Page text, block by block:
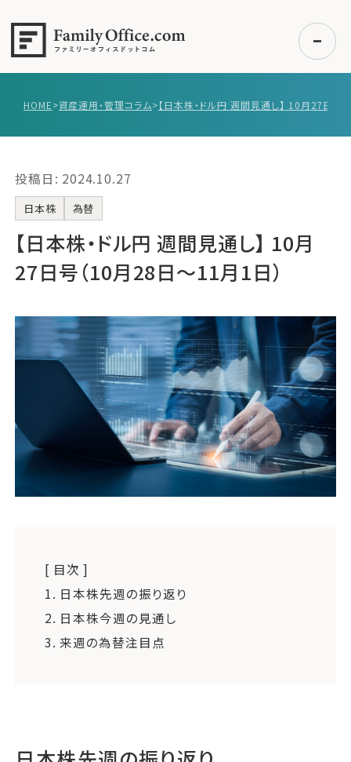
事例紹介
エキスパート一覧
無料講座
コラム
無料ご相談 ログイン
運営会社
ファミリーオフィスとは
メールマガジン登録
よくある質問
HOME>資産運用・管理コラム>
投稿日: 2024.10.27
日本株 為替
【日本株・ドル円 週間見通し】 10月
27日号（10月28日〜11月1日）
[ 目次 ]
1. 日本株先週の振り返り
2. 日本株今週の見通し
3. 来週の為替注目点